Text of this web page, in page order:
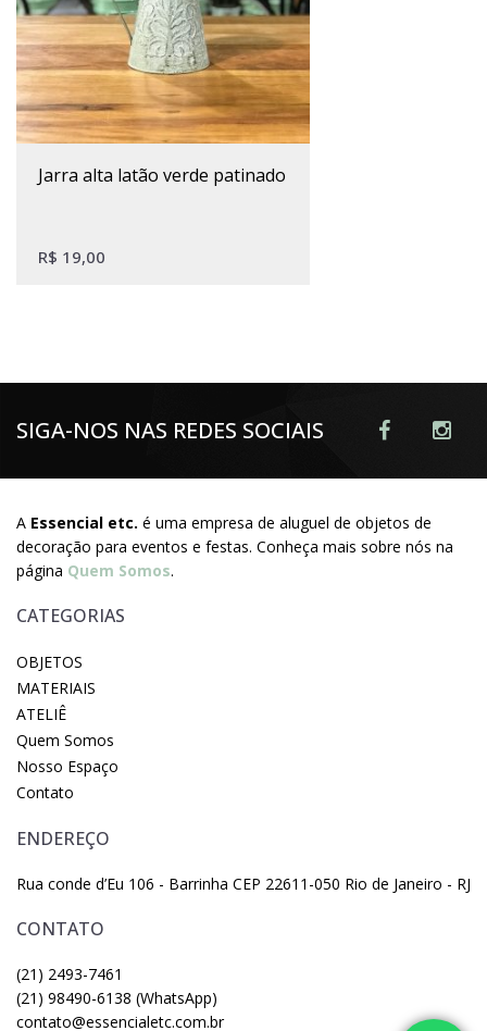
jarra alta latão verde patinado
R$ 19,00
SIGA-NOS NAS REDES SOCIAIS
A Essencial etc. é uma empresa de aluguel de objetos de
decoração para eventos e festas. Conheça mais sobre nós na
página Quem Somos.
CATEGORIAS
OBJETOS
MATERIAIS
ATELIÊ
Quem Somos
Nosso Espaço
Contato
ENDEREÇO
Rua conde d’Eu 106 - Barrinha CEP 22611-050 Rio de Janeiro - RJ
CONTATO
(21) 2493-7461
(21) 98490-6138 (WhatsApp)
contato@essencialetc.com.br